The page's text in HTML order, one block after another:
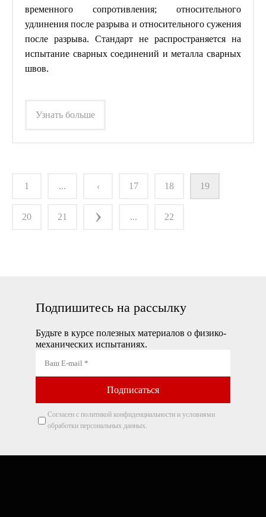
временного сопротивления; относительного
удлинения после разрыва и относительного сужения
после разрыва. Стандарт не распространяется на
испытание сварных соединений и металла сварных
швов.
Узнать больше
1 ... ‹ 17 18 19
20 21 › ... 22
Подпишитесь на рассылку
Будьте в курсе полезных материалов о физико-
механических испытаниях.
Согласен с политикой конфиденциальности и условиями
обработки персональных данных.